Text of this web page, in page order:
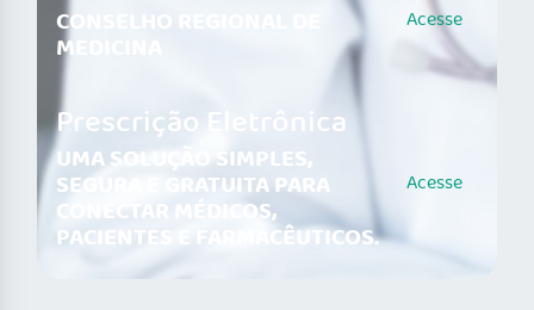
CONSELHO REGIONAL DE
MEDICINA
Acesse
Prescrição Eletrônica
UMA SOLUÇÃO SIMPLES,
SEGURA E GRATUITA PARA
CONECTAR MÉDICOS,
PACIENTES E FARMACÊUTICOS.
Acesse